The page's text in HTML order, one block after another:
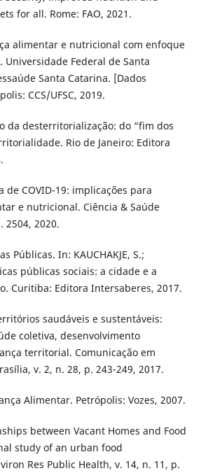
for all. Rome: FAO, 2021.
alimentar e nutricional com enfoque
Federal de Santa
Santa Catarina. [Dados
CCS/UFSC, 2019.
da desterritorialização: do “fim dos
Rio de Janeiro: Editora
de COVID-19: implicações para
e nutricional. Ciência & Saúde
2504, 2020.
Públicas. In: KAUCHAKJE, S.;
públicas sociais: a cidade e a
Curitiba: Editora Intersaberes, 2017.
saudáveis e sustentáveis:
coletiva, desenvolvimento
territorial. Comunicação em
v. 2, n. 28, p. 243-249, 2017.
Alimentar. Petrópolis: Vozes, 2007.
between Vacant Homes and Food
study of an urban food
Res Public Health, v. 14, n. 11, p.